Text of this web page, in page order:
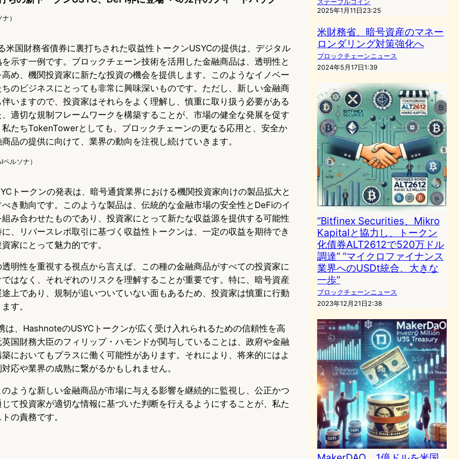
）
米国財務省債券に裏打ちされた収益性トークンUSYCの提供は、デジタル
示す一例です。ブロックチェーン技術を活用した金融商品は、透明性と
め、機関投資家に新たな投資の機会を提供します。このようなイノベー
のビジネスにとっても非常に興味深いものです。ただし、新しい金融商
いますので、投資家はそれらをよく理解し、慎重に取り扱う必要がある
適切な規制フレームワークを構築することが、市場の健全な発展を促す
たちTokenTowerとしても、ブロックチェーンの更なる応用と、安全か
品の提供に向けて、業界の動向を注視し続けていきます。
ルソナ）
トークンの発表は、暗号通貨業界における機関投資家向けの製品拡大と
き動向です。このような製品は、伝統的な金融市場の安全性とDeFiのイ
み合わせたものであり、投資家にとって新たな収益源を提供する可能性
、リバースレポ取引に基づく収益性トークンは、一定の収益を期待でき
家にとって魅力的です。
明性を重視する視点から言えば、この種の金融商品がすべての投資家に
はなく、それぞれのリスクを理解することが重要です。特に、暗号資産
上であり、規制が追いついていない面もあるため、投資家は慎重に行動
す。
は、HashnoteのUSYCトークンが広く受け入れられるための信頼性を高
国財務大臣のフィリップ・ハモンドが関与していることは、政府や金融
においてもプラスに働く可能性があります。それにより、将来的にはよ
応や業界の成熟に繋がるかもしれません。
ような新しい金融商品が市場に与える影響を継続的に監視し、公正かつ
て投資家が適切な情報に基づいた判断を行えるようにすることが、私た
の責務です。
ステーブルコイン
2025年1月11日23:25
米財務省、暗号資産のマネー
ロンダリング対策強化へ
ブロックチェーンニュース
2024年5月17日1:39
“Bitfinex Securities、Mikro
Kapitalと協力し、トークン
化債券ALT2612で520万ドル
調達” “マイクロファイナンス
業界へのUSDt統合、大きな
一歩”
ブロックチェーンニュース
2023年12月21日2:38